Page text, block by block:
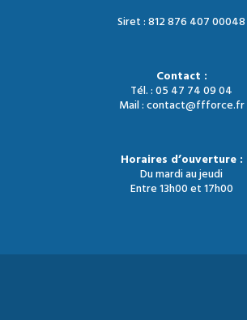
Siret : 812 876 407 00048
Contact :
Tél. : 05 47 74 09 04
Mail : contact@ffforce.fr
Horaires d’ouverture :
Du mardi au jeudi
Entre 13h00 et 17h00